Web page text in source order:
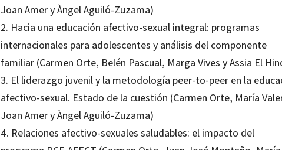
Joan Amer y Àngel Aguiló-Zuzama)
2. Hacia una educación afectivo-sexual integral: programas
internacionales para adolescentes y análisis del componente
familiar (Carmen Orte, Belén Pascual, Marga Vives y Assia El
3. El liderazgo juvenil y la metodología peer-to-peer en la
afectivo-sexual. Estado de la cuestión (Carmen Orte, María
Joan Amer y Àngel Aguiló-Zuzama)
4. Relaciones afectivo-sexuales saludables: el impacto del